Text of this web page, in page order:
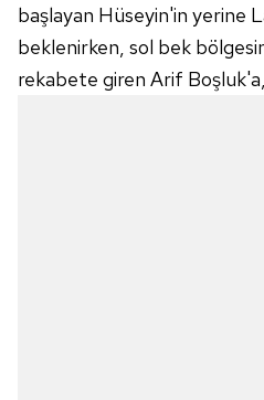
başlayan Hüseyin'in yerine
beklenirken, sol bek
rekabete giren Arif